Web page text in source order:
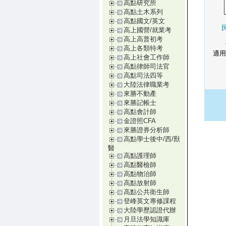
高點研究所
高點土木系列
高點國文/英文
高上國營/就業考
高上高普初考
高上各類特考
高上社會工作師
高點律師司法官
高點司法四等
大陸法律職業考
來勝不動產
來勝記帳士
高點會計師
金證照CFA
來勝證券分析師
高點學士後中/西/獸
醫
高點護理師
高點醫檢師
高點物治師
高點放射師
高點公共衛生師
登峰英文專修課程
大陸學歷認證代辦
月旦法學知識庫
適